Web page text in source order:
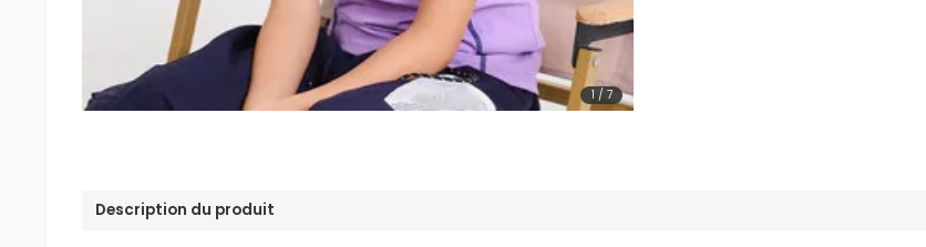
1 / 7
Description du produit